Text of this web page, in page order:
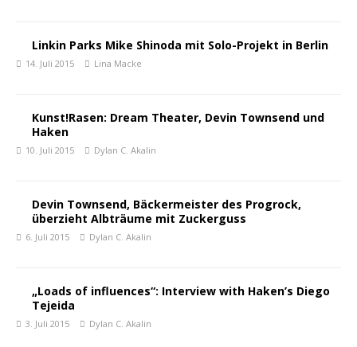
Linkin Parks Mike Shinoda mit Solo-Projekt in Berlin
14. Juli 2015 Lina Macke
Kunst!Rasen: Dream Theater, Devin Townsend und
Haken
10. Juli 2015 Dylan C. Akalin
Devin Townsend, Bäckermeister des Progrock,
überzieht Albträume mit Zuckerguss
6. Juli 2015 Dylan C. Akalin
„Loads of influences“: Interview with Haken’s Diego
Tejeida
3. Juli 2015 Dylan C. Akalin